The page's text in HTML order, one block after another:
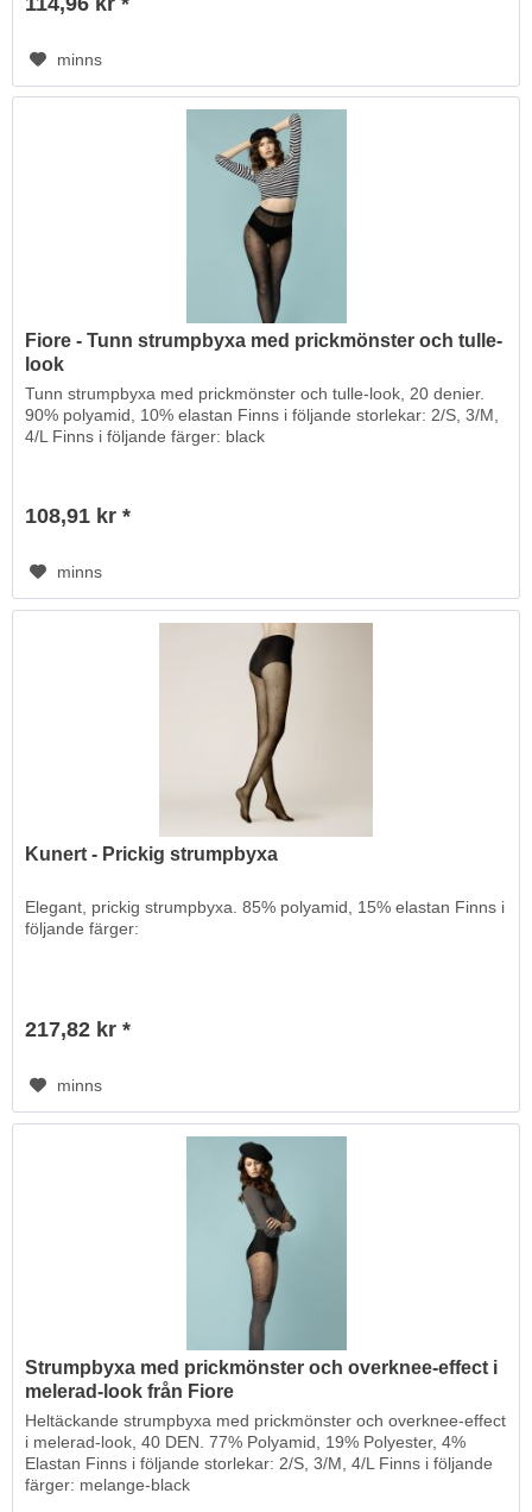
minns
Fiore - Tunn strumpbyxa med prickmönster och tulle-
look
Tunn strumpbyxa med prickmönster och tulle-look, 20 denier.
90% polyamid, 10% elastan Finns i följande storlekar: 2/S, 3/M,
4/L Finns i följande färger: black
108,91 kr *
minns
Kunert - Prickig strumpbyxa
Elegant, prickig strumpbyxa. 85% polyamid, 15% elastan Finns i
följande färger:
217,82 kr *
minns
Strumpbyxa med prickmönster och overknee-effect i
melerad-look från Fiore
Heltäckande strumpbyxa med prickmönster och overknee-effect
i melerad-look, 40 DEN. 77% Polyamid, 19% Polyester, 4%
Elastan Finns i följande storlekar: 2/S, 3/M, 4/L Finns i följande
färger: melange-black